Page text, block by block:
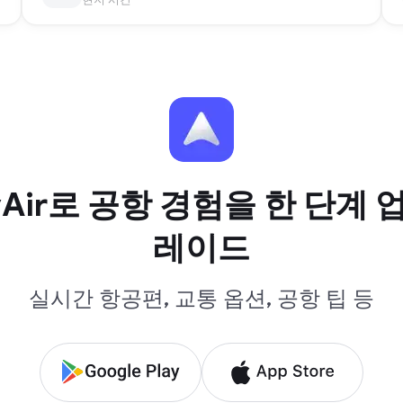
로 공항 경험을 한 단계
레이드
실시간 항공편, 교통 옵션, 공항 팁 등